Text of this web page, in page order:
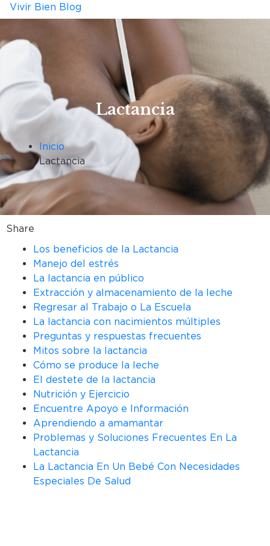
Vivir Bien Blog
Lactancia
Inicio
Lactancia
Share
Los beneficios de la Lactancia
Manejo del estrés
La lactancia en público
Extracción y almacenamiento de la leche
Regresar al Trabajo o La Escuela
La lactancia con nacimientos múltiples
Preguntas y respuestas frecuentes
Mitos sobre la lactancia
Cómo se produce la leche
El destete de la lactancia
Nutrición y Ejercicio
Encuentre Apoyo e Información
Aprendiendo a amamantar
Problemas y Soluciones Frecuentes En La
Lactancia
La Lactancia En Un Bebé Con Necesidades
Especiales De Salud